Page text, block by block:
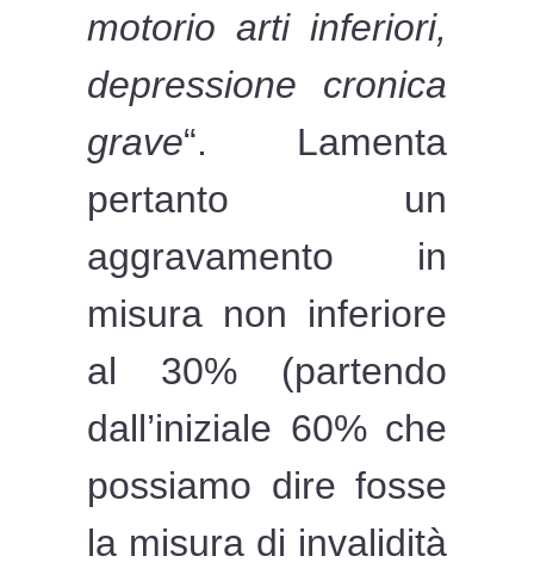
motorio arti inferiori,
depressione cronica
grave“. Lamenta
pertanto un
aggravamento in
misura non inferiore
al 30% (partendo
dall’iniziale 60% che
possiamo dire fosse
la misura di invalidità